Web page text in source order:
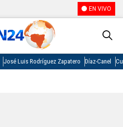
EN VIVO
José Luis Rodríguez Zapatero Díaz-Canel